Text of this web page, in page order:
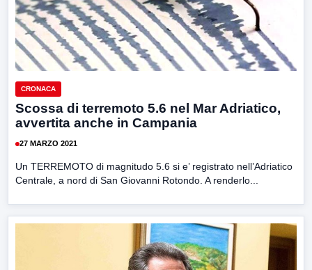
CRONACA
Scossa di terremoto 5.6 nel Mar Adriatico,
avvertita anche in Campania
27 MARZO 2021
Un TERREMOTO di magnitudo 5.6 si e’ registrato nell’Adriatico
Centrale, a nord di San Giovanni Rotondo. A renderlo...